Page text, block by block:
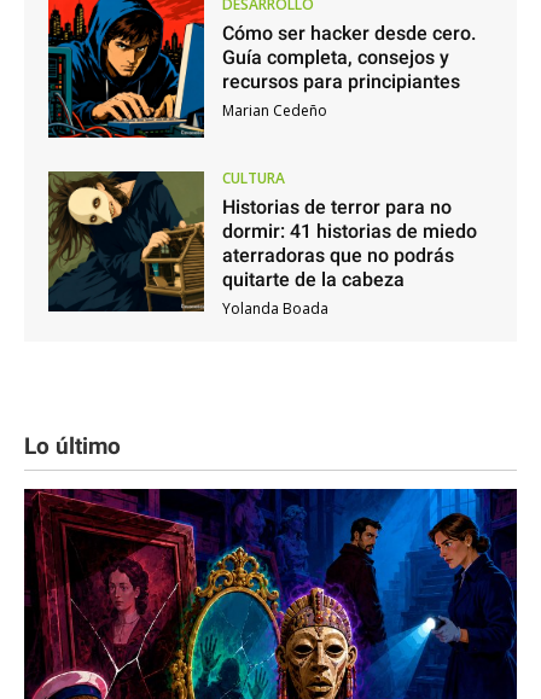
DESARROLLO
Cómo ser hacker desde cero.
Guía completa, consejos y
recursos para principiantes
Marian Cedeño
CULTURA
Historias de terror para no
dormir: 41 historias de miedo
aterradoras que no podrás
quitarte de la cabeza
Yolanda Boada
Lo último